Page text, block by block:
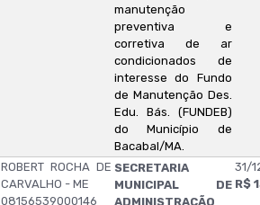
manutenção
preventiva e
corretiva de ar
condicionados de
interesse do Fundo
de Manutenção Des.
Edu. Bás. (FUNDEB)
do Município de
Bacabal/MA.
ROBERT ROCHA DE
CARVALHO - ME
08156539000146
SECRETARIA
MUNICIPAL DE
ADMINISTRAÇÃO
31/
R$